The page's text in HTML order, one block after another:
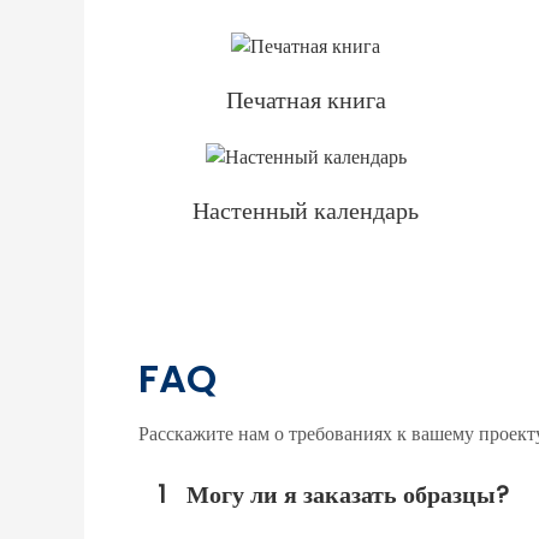
Печатная книга
Настенный календарь
FAQ
Расскажите нам о требованиях к вашему
1 Могу ли я заказать образцы?